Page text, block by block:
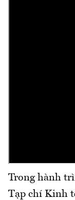
Trong hành
Tạp chí Kinh